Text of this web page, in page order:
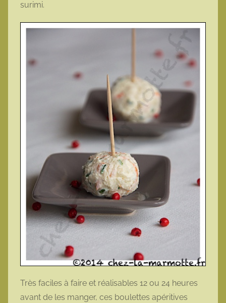
surimi.
Très faciles à faire et réalisables 12 ou 24 heures
avant de les manger, ces boulettes apéritives